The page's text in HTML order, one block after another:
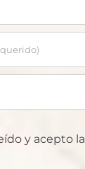
y acepto la